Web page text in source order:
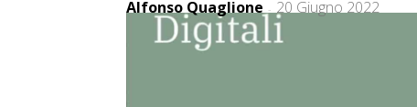
Alfonso Quaglione - 20 Giugno 2022